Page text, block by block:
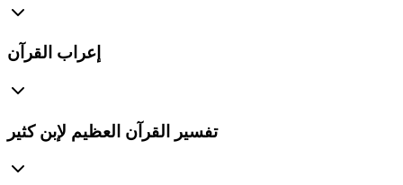
إعراب القرآن
تفسير القرآن العظيم لإبن كثير